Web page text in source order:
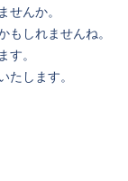
せんか。
もしれませんね。
す。
たします。